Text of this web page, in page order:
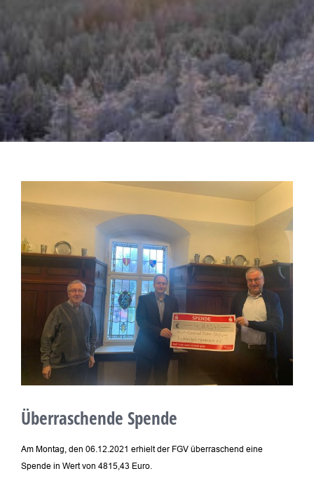
grösseres
Überraschende Spende
Am Montag, den 06.12.2021 erhielt der FGV überraschend eine
Spende in Wert von 4815,43 Euro.